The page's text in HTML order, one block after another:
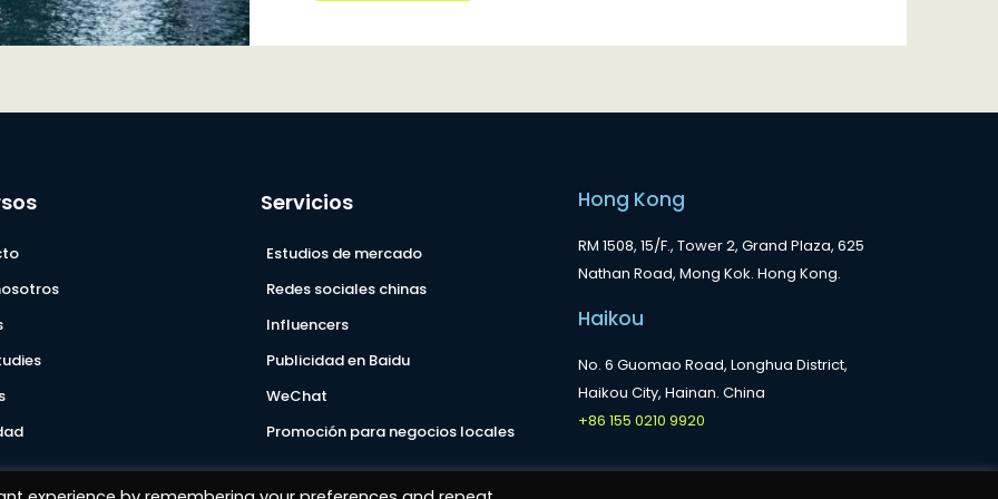
Servicios
Estudios de mercado
Redes sociales chinas
Influencers
Publicidad en Baidu
WeChat
Promoción para negocios locales
Hong Kong
RM 1508, 15/F., Tower 2, Grand Plaza, 625
Nathan Road, Mong Kok. Hong Kong.
Haikou
No. 6 Guomao Road, Longhua District,
Haikou City, Hainan. China
+86 155 0210 9920